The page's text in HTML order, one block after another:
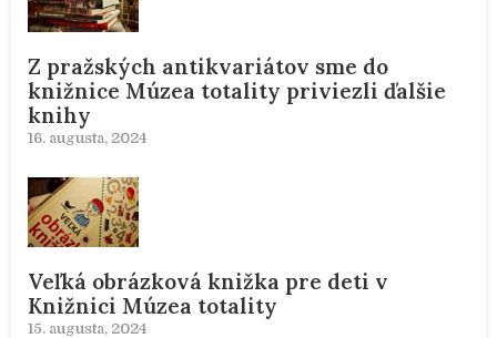
Z pražských antikvariátov sme do
knižnice Múzea totality priviezli ďalšie
knihy
16. augusta, 2024
Veľká obrázková knižka pre deti v
Knižnici Múzea totality
15. augusta, 2024